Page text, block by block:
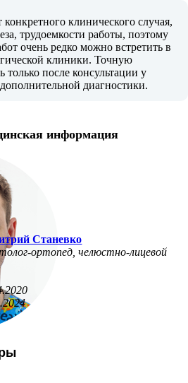
клинического случая,
трудоемкости работы, поэтому
очень редко можно встретить в
клиники. Точную
только после консультации у
диагностики.
информация
Станевко
ортопед, челюстно-лицевой